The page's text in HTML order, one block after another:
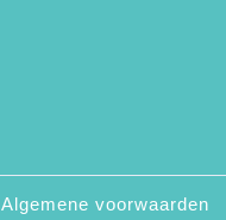
Algemene voorwaarden